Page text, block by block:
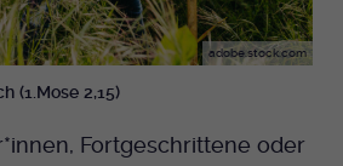
adobe.stock.com
(1.Mose 2,15)
Fortgeschrittene oder